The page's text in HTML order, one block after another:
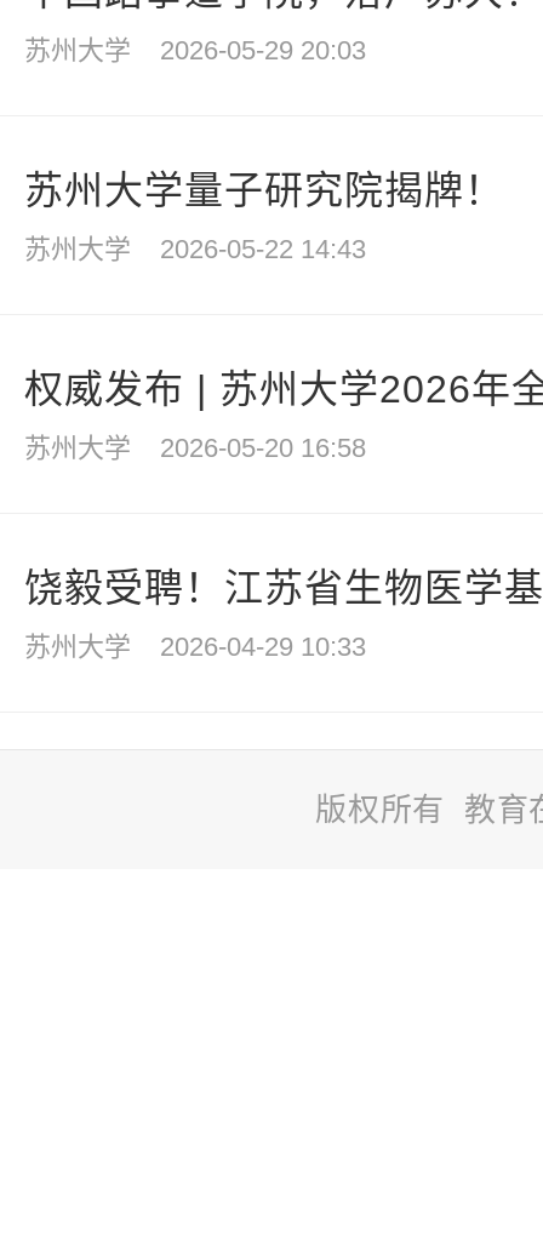
苏州大学 2026-05-29 20:03
苏州大学量子研究院揭牌！
苏州大学 2026-05-22 14:43
权威发布 | 苏州大学2026年
苏州大学 2026-05-20 16:58
饶毅受聘！江苏省生物医学
苏州大学 2026-04-29 10:33
版权所有 教育